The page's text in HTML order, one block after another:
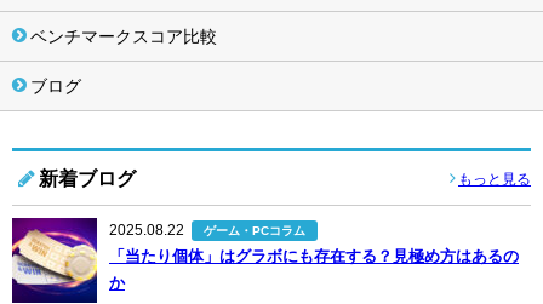
ベンチマークスコア比較
ブログ
新着ブログ もっと見る
2025.08.22 ゲーム・PCコラム
「当たり個体」はグラボにも存在する？見極め方はあるの
か